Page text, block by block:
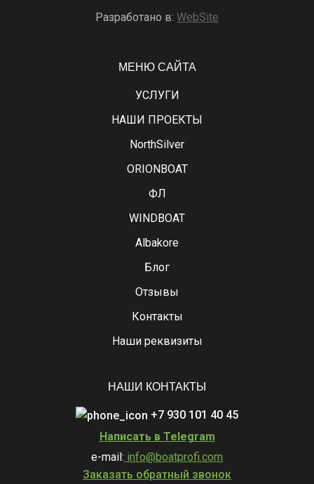
Разработано в: WebSite
МЕНЮ САЙТА
УСЛУГИ
НАШИ ПРОЕКТЫ
NorthSilver
ORIONBOAT
ФЛ
WINDBOAT
Albakore
Блог
Отзывы
Контакты
Наши реквизиты
НАШИ КОНТАКТЫ
+7 930 101 40 45
Написать в Telegram
e-mail: info@boatprofi.com
Заказать обратный звонок